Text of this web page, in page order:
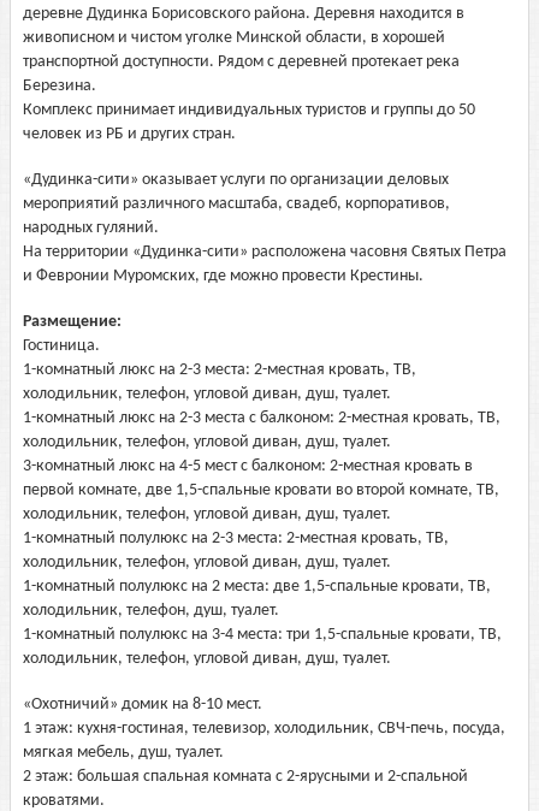
деревне Дудинка Борисовского района. Деревня находится в
живописном и чистом уголке Минской области, в хорошей
транспортной доступности. Рядом с деревней протекает река
Березина.
Комплекс принимает индивидуальных туристов и группы до 50
человек из РБ и других стран.
«Дудинка-сити» оказывает услуги по организации деловых
мероприятий различного масштаба, свадеб, корпоративов,
народных гуляний.
На территории «Дудинка-сити» расположена часовня Святых Петра
и Февронии Муромских, где можно провести Крестины.
Размещение:
Гостиница.
1-комнатный люкс на 2-3 места: 2-местная кровать, ТВ,
холодильник, телефон, угловой диван, душ, туалет.
1-комнатный люкс на 2-3 места с балконом: 2-местная кровать, ТВ,
холодильник, телефон, угловой диван, душ, туалет.
3-комнатный люкс на 4-5 мест с балконом: 2-местная кровать в
первой комнате, две 1,5-спальные кровати во второй комнате, ТВ,
холодильник, телефон, угловой диван, душ, туалет.
1-комнатный полулюкс на 2-3 места: 2-местная кровать, ТВ,
холодильник, телефон, угловой диван, душ, туалет.
1-комнатный полулюкс на 2 места: две 1,5-спальные кровати, ТВ,
холодильник, телефон, душ, туалет.
1-комнатный полулюкс на 3-4 места: три 1,5-спальные кровати, ТВ,
холодильник, телефон, угловой диван, душ, туалет.
«Охотничий» домик на 8-10 мест.
1 этаж: кухня-гостиная, телевизор, холодильник, СВЧ-печь, посуда,
мягкая мебель, душ, туалет.
2 этаж: большая спальная комната с 2-ярусными и 2-спальной
кроватями.